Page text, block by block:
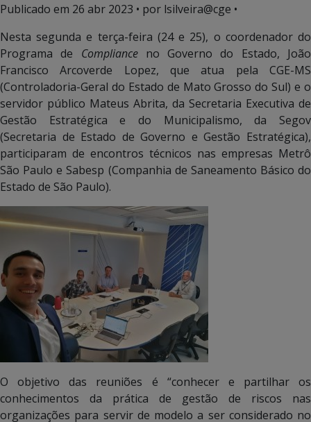
Publicado em 26 abr 2023 • por lsilveira@cge •
Nesta segunda e terça-feira (24 e 25), o coordenador do
Programa de Complianceno Governo do Estado, João
Francisco Arcoverde Lopez, que atua pela CGE-MS
(Controladoria-Geral do Estado de Mato Grosso do Sul) e o
servidor público Mateus Abrita, da Secretaria Executiva de
Gestão Estratégica e do Municipalismo, da Segov
(Secretaria de Estado de Governo e Gestão Estratégica),
participaram de encontros técnicos nas empresas Metrô
São Paulo e Sabesp (Companhia de Saneamento Básico do
Estado de São Paulo).
O objetivo das reuniões é “conhecer e partilhar os
conhecimentos da prática de gestão de riscos nas
organizações para servir de modelo a ser considerado no